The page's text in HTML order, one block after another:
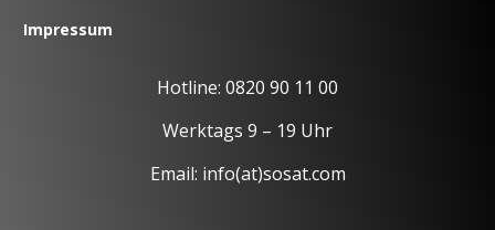
Impressum
Hotline: 0820 90 11 00
Werktags 9 – 19 Uhr
Email: info(at)sosat.com